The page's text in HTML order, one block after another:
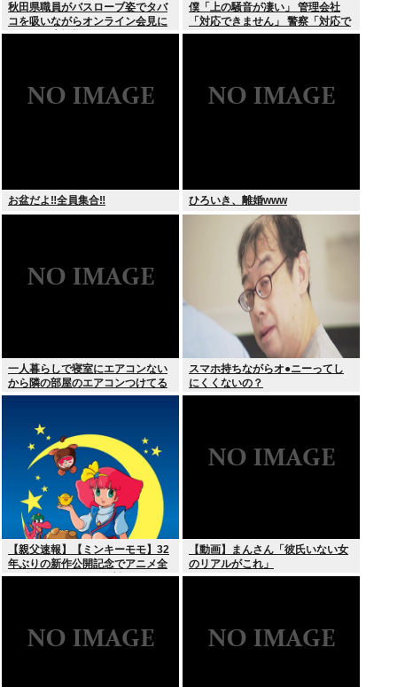
秋田県職員がバスローブ姿でタバ
コを吸いながらオンライン会見に
どこのお貴族様だよw
僕「上の騒音が凄い」 管理会社
「対応できません」 警察「対応で
きません」
お盆だよ‼全員集合‼ ひろいき、離婚www
一人暮らしで寝室にエアコンない
から隣の部屋のエアコンつけてる
スマホ持ちながらオ●ニーってし
にくくないの？
【親父速報】【ミンキーモモ】32
年ぶりの新作公開記念でアニメ全
128話をYouTubeで無料配信。8月
【動画】まんさん「彼氏いない女
のリアルがこれ」